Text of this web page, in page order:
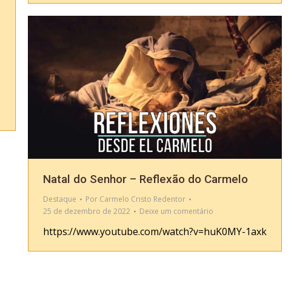
Natal do Senhor – Reflexão do Carmelo
Destaque Por Carmelo Cristo Redentor
25 de dezembro de 2022
Deixe um comentário
https://www.youtube.com/watch?v=huK0MY-1axk